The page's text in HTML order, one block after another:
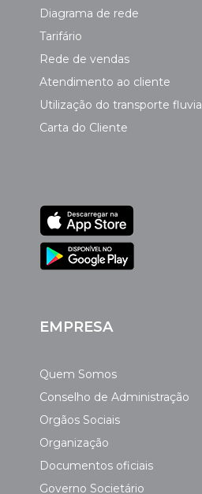
Diagrama de rede
Tarifário
Rede de vendas
Atendimento ao cliente
Utilização do transporte fluvial
Carta do Cliente
EMPRESA
Quem Somos
Conselho de Administração
Orgãos Sociais
Organização
Documentos oficiais
Governo Societário